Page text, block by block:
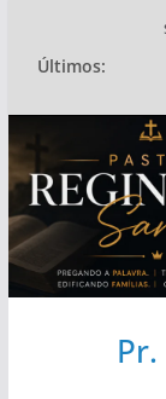
conteúdo
Últimos: